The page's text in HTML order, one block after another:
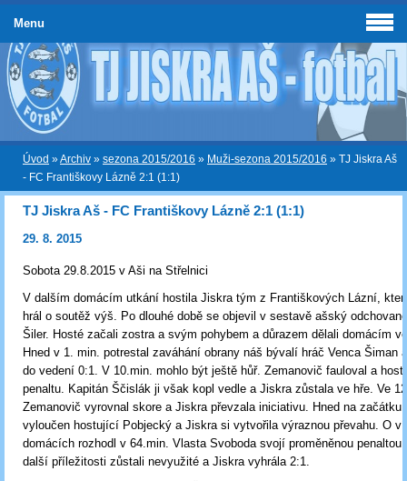
Úvod »Archiv » sezona 2015/2016 » Muži-sezona 2015/2016 » TJ Jiskra Aš
- FC Františkovy Lázně 2:1 (1:1)
TJ Jiskra Aš - FC Františkovy Lázně 2:1 (1:1)
29. 8. 2015
Sobota 29.8.2015 v Aši na Střelnici
V dalším domácím utkání hostila Jiskra tým z Františkových Lázní,
hrál o soutěž výš. Po dlouhé době se objevil v sestavě ašský
Šiler. Hosté začali zostra a svým pohybem a důrazem dělali domácím
Hned v 1. min. potrestal zaváhání obrany náš bývalí hráč Venca Šiman
do vedení 0:1. V 10.min. mohlo být ještě hůř. Zemanovič fauloval a
penaltu. Kapitán Ščislák ji však kopl vedle a Jiskra zůstala ve hře. Ve
Zemanovič vyrovnal skore a Jiskra převzala iniciativu. Hned na začátku
vyloučen hostující Pobjecký a Jiskra si vytvořila výraznou převahu. O
domácích rozhodl v 64.min. Vlasta Svoboda svojí proměněnou
další příležitosti zůstali nevyužité a Jiskra vyhrála 2:1.
Menu